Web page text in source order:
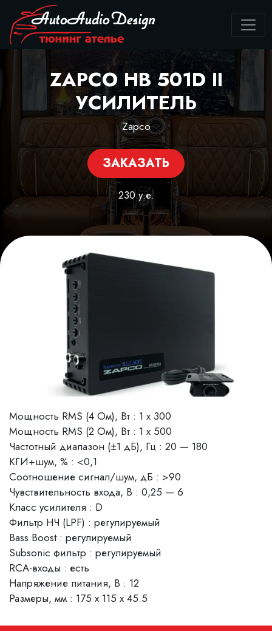
ZAPCO HB 501D II
УСИЛИТЕЛЬ
Zapco
ЗАКАЗАТЬ
230 у.е.
Мощность RMS (4 Ом), Вт : 1 x 300
Мощность RMS (2 Ом), Вт : 1 x 500
Частотный диапазон (±1 дБ), Гц : 20 — 180
КГИ+шум, % : <0,1
Соотношение сигнал/шум, дБ : >90
Чувствительность входа, В : 0,25 — 6
Класс усилителя : D
Фильтр НЧ (LPF) : регулируемый
Bass Boost : регулируемый
Subsonic фильтр : регулируемый
RCA-входы : есть
Напряжение питания, В : 12
Размеры, мм : 175 x 115 x 45.5